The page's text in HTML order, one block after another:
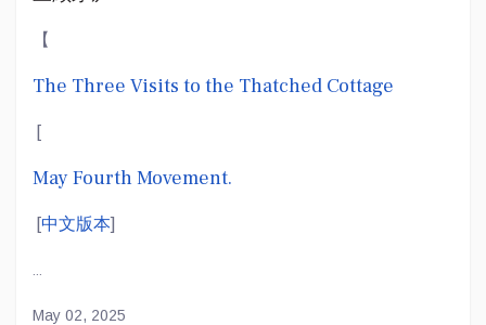
​【
The Three Visits to the Thatched Cottage
[
May Fourth Movement.
[中文版本]
May 02, 2025